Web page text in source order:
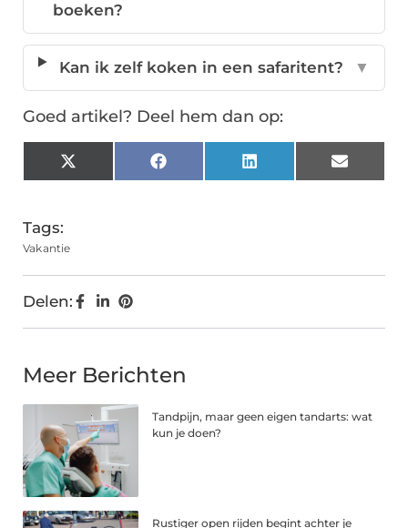
boeken?
Kan ik zelf koken in een safaritent? ▼
Goed artikel? Deel hem dan op:
X
(Twitter)
Facebook LinkedIn Email
Tags:
Vakantie
Delen:
Meer Berichten
Tandpijn, maar geen eigen tandarts: wat
kun je doen?
Rustiger open rijden begint achter je